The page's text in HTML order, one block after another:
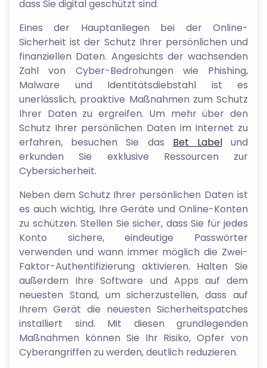
dass Sie digital geschützt sind.
Eines der Hauptanliegen bei der Online-
Sicherheit ist der Schutz Ihrer persönlichen und
finanziellen Daten. Angesichts der wachsenden
Zahl von Cyber-Bedrohungen wie Phishing,
Malware und Identitätsdiebstahl ist es
unerlässlich, proaktive Maßnahmen zum Schutz
Ihrer Daten zu ergreifen. Um mehr über den
Schutz Ihrer persönlichen Daten im Internet zu
erfahren, besuchen Sie das Bet Labelund
erkunden Sie exklusive Ressourcen zur
Cybersicherheit.
Neben dem Schutz Ihrer persönlichen Daten ist
es auch wichtig, Ihre Geräte und Online-Konten
zu schützen. Stellen Sie sicher, dass Sie für jedes
Konto sichere, eindeutige Passwörter
verwenden und wann immer möglich die Zwei-
Faktor-Authentifizierung aktivieren. Halten Sie
außerdem Ihre Software und Apps auf dem
neuesten Stand, um sicherzustellen, dass auf
Ihrem Gerät die neuesten Sicherheitspatches
installiert sind. Mit diesen grundlegenden
Maßnahmen können Sie Ihr Risiko, Opfer von
Cyberangriffen zu werden, deutlich reduzieren.